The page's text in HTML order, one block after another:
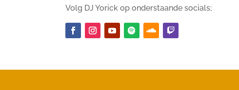
Volg DJ Yorick op onderstaande socials;